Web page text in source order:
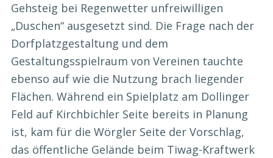
Gehsteig bei Regenwetter unfreiwilligen
„Duschen“ ausgesetzt sind. Die Frage nach der
Dorfplatzgestaltung und dem
Gestaltungsspielraum von Vereinen tauchte
ebenso auf wie die Nutzung brach liegender
Flächen. Während ein Spielplatz am Dollinger
Feld auf Kirchbichler Seite bereits in Planung
ist, kam für die Wörgler Seite der Vorschlag,
das öffentliche Gelände beim Tiwag-Kraftwerk